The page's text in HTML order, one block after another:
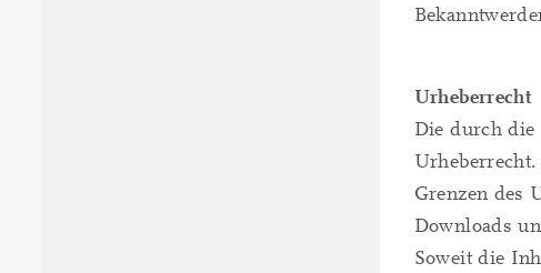
Urheberrecht
Die durch die
Grenzen des
Downloads
Soweit die